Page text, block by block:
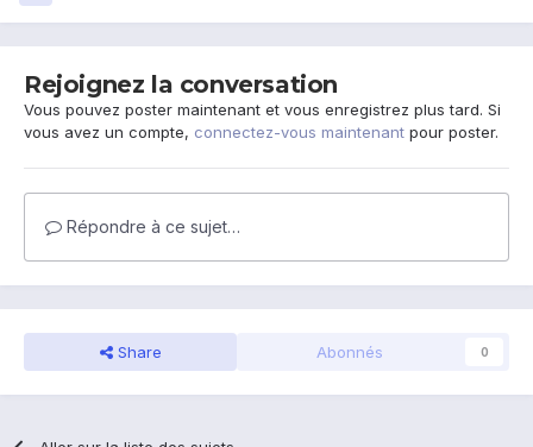
Rejoignez la conversation
Vous pouvez poster maintenant et vous enregistrez plus tard. Si
vous avez un compte, connectez-vous maintenant pour poster.
Répondre à ce sujet…
Share Abonnés 0